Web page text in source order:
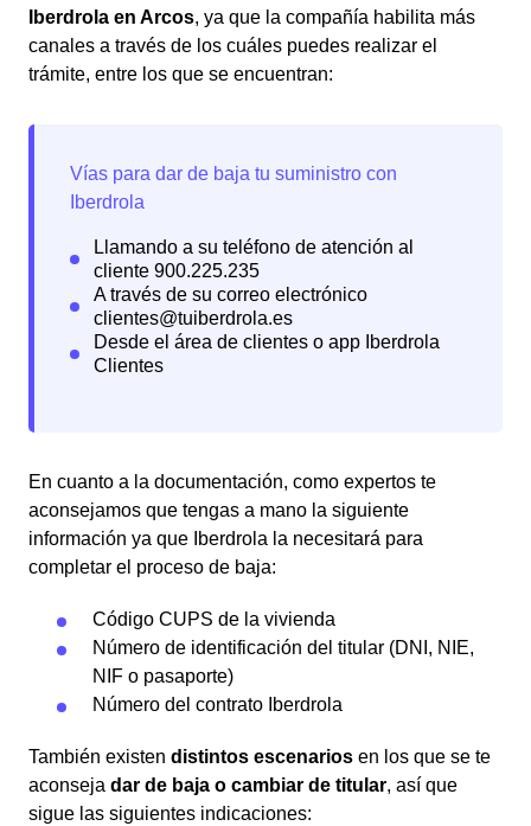
Iberdrola en Arcos, ya que la compañía habilita más
canales a través de los cuáles puedes realizar el
trámite, entre los que se encuentran:
En cuanto a la documentación, como expertos te
aconsejamos que tengas a mano la siguiente
información ya que Iberdrola la necesitará para
completar el proceso de baja:
Código CUPS de la vivienda
Número de identificación del titular (DNI, NIE,
NIF o pasaporte)
Número del contrato Iberdrola
También existen distintos escenarios en los que se te
aconseja dar de baja o cambiar de titular, así que
sigue las siguientes indicaciones: